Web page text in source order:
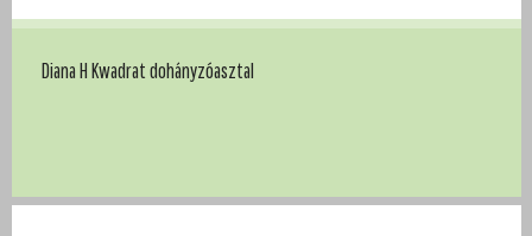
Diana H Kwadrat dohányzóasztal